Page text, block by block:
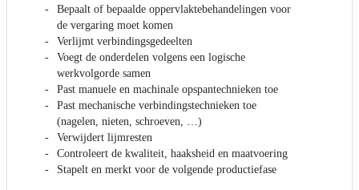
Bepaalt of bepaalde oppervlaktebehandelingen voor
de vergaring moet komen
Verlijmt verbindingsgedeelten
Voegt de onderdelen volgens een logische
werkvolgorde samen
Past manuele en machinale opspantechnieken toe
Past mechanische verbindingstechnieken toe
(nagelen, nieten, schroeven, …)
Verwijdert lijmresten
Controleert de kwaliteit, haaksheid en maatvoering
Stapelt en merkt voor de volgende productiefase